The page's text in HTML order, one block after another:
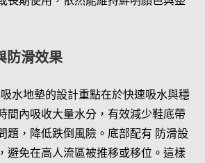
防滑效果
水地墊的設計重點在於快速吸水與穩
間內吸收大量水分，有效減少鞋底帶
題，降低跌倒風險。底部配有 防滑設
避免在高人流區被推移或移位。這樣